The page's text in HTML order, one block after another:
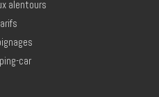
alentours
car